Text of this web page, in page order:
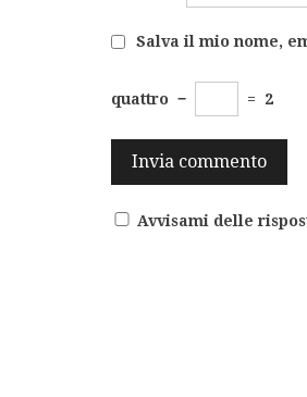
Salva il mio nome,
quattro − = 2
Avvisami delle